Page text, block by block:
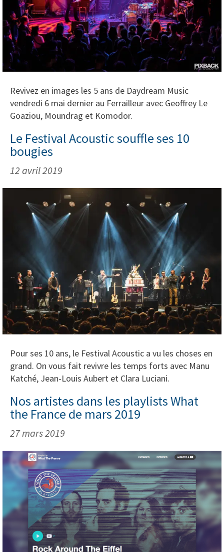
Revivez en images les 5 ans de Daydream Music
vendredi 6 mai dernier au Ferrailleur avec Geoffrey Le
Goaziou, Moundrag et Komodor.
Le Festival Acoustic souffle ses 10
bougies
12 avril 2019
Pour ses 10 ans, le Festival Acoustic a vu les choses en
grand. On vous fait revivre les temps forts avec Manu
Katché, Jean-Louis Aubert et Clara Luciani.
Nos artistes dans les playlists What
the France de mars 2019
27 mars 2019